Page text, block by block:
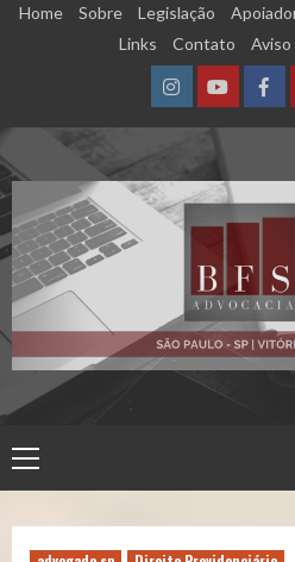
SkipHome Sobre Legislação
Links
Contato Aviso
InstagramYouTube
Menu